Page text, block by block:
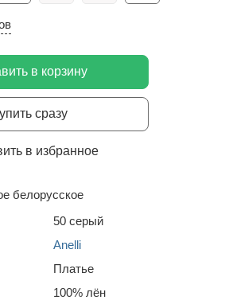
в корзину
сразу
в избранное
белорусское
50 серый
Anelli
Платье
100% лён